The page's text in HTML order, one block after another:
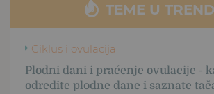
TEME U
Ciklus i ovulacija
Plodni dani i praćenje ovulacije -
odredite plodne dane i saznate